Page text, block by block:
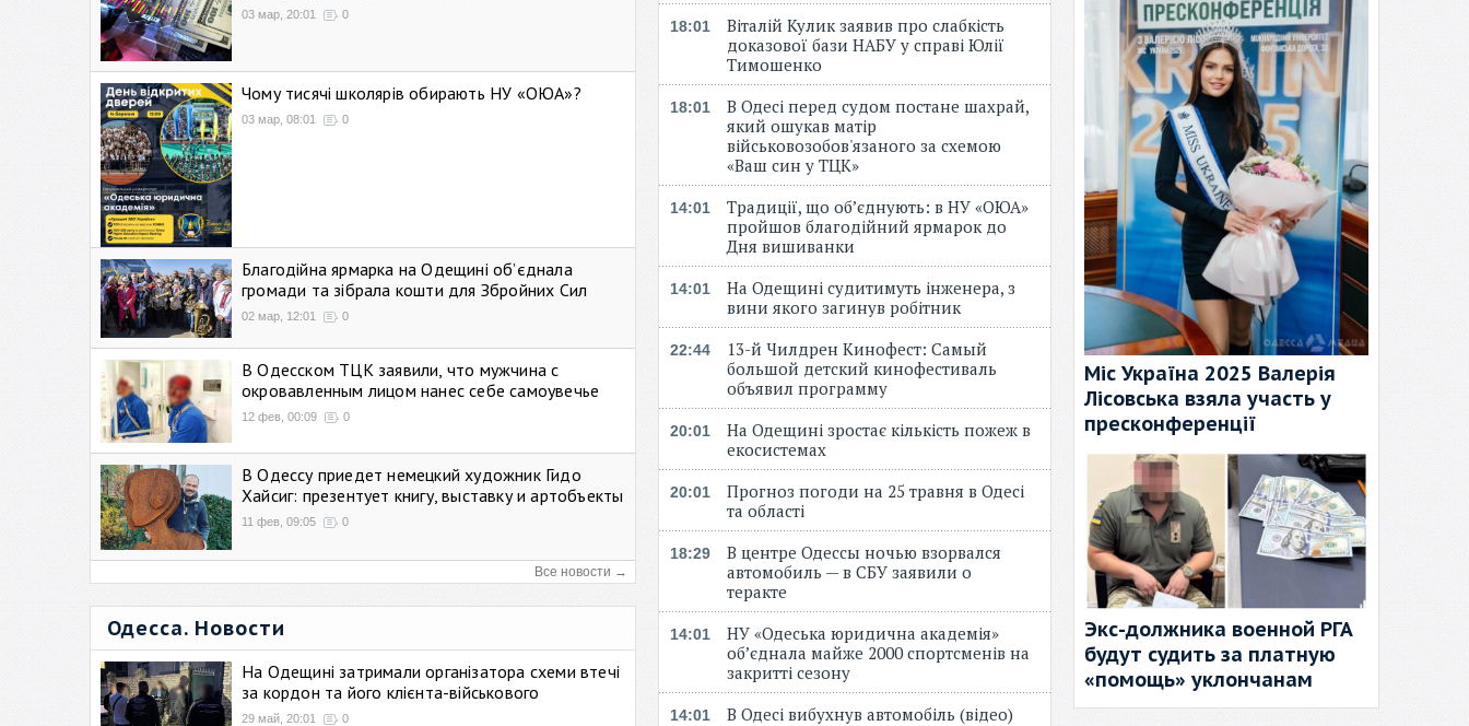
03 мар, 20:01 0
Чому тисячі школярів обирають НУ «ОЮА»?
03 мар, 08:01 0
Благодійна ярмарка на Одещині об’єднала
громади та зібрала кошти для Збройних Сил
02 мар, 12:01 0
В Одесском ТЦК заявили, что мужчина с
окровавленным лицом нанес себе самоувечье
12 фев, 00:09 0
В Одессу приедет немецкий художник Гидо
Хайсиг: презентует книгу, выставку и артобъекты
11 фев, 09:05 0
Все новости →
Одесса. Новости
На Одещині затримали організатора схеми втечі
за кордон та його клієнта-військового
29 май, 20:01 0
18:01
Віталій Кулик заявив про слабкість
доказової бази НАБУ у справі Юлії
Тимошенко
18:01
В Одесі перед судом постане шахрай,
який ошукав матір
військовозобов'язаного за схемою
«Ваш син у ТЦК»
14:01
Традиції, що об’єднують: в НУ «ОЮА»
пройшов благодійний ярмарок до
Дня вишиванки
14:01
На Одещині судитимуть інженера, з
вини якого загинув робітник
22:44
13-й Чилдрен Кинофест: Самый
большой детский кинофестиваль
объявил программу
20:01
На Одещині зростає кількість пожеж в
екосистемах
20:01
Прогноз погоди на 25 травня в Одесі
та області
18:29
В центре Одессы ночью взорвался
автомобиль — в СБУ заявили о
теракте
14:01
НУ «Одеська юридична академія»
об’єднала майже 2000 спортсменів на
закритті сезону
14:01 В Одесі вибухнув автомобіль (відео)
Міс Україна 2025 Валерія
Лісовська взяла участь у
пресконференції
Экс-должника военной РГА
будут судить за платную
«помощь» уклончанам